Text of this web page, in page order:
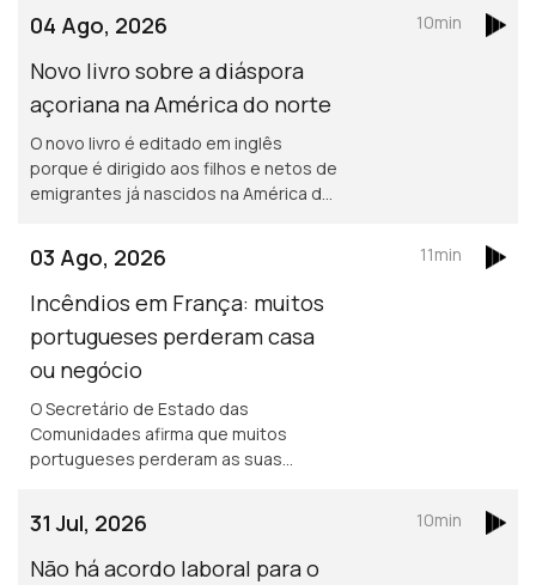
04 Ago, 2026
Novo livro sobre a diáspora
açoriana na América do norte
O novo livro é editado em inglês
porque é dirigido aos filhos e netos de
emigrantes já nascidos na América do
durante uma semana, por causa dos
incêndios.
10min
03 Ago, 2026
Incêndios em França: muitos
portugueses perderam casa
ou negócio
O Secretário de Estado das
Comunidades afirma que muitos
portugueses perderam as suas
prejuizos.
11min
31 Jul, 2026
Não há acordo laboral para o
10min